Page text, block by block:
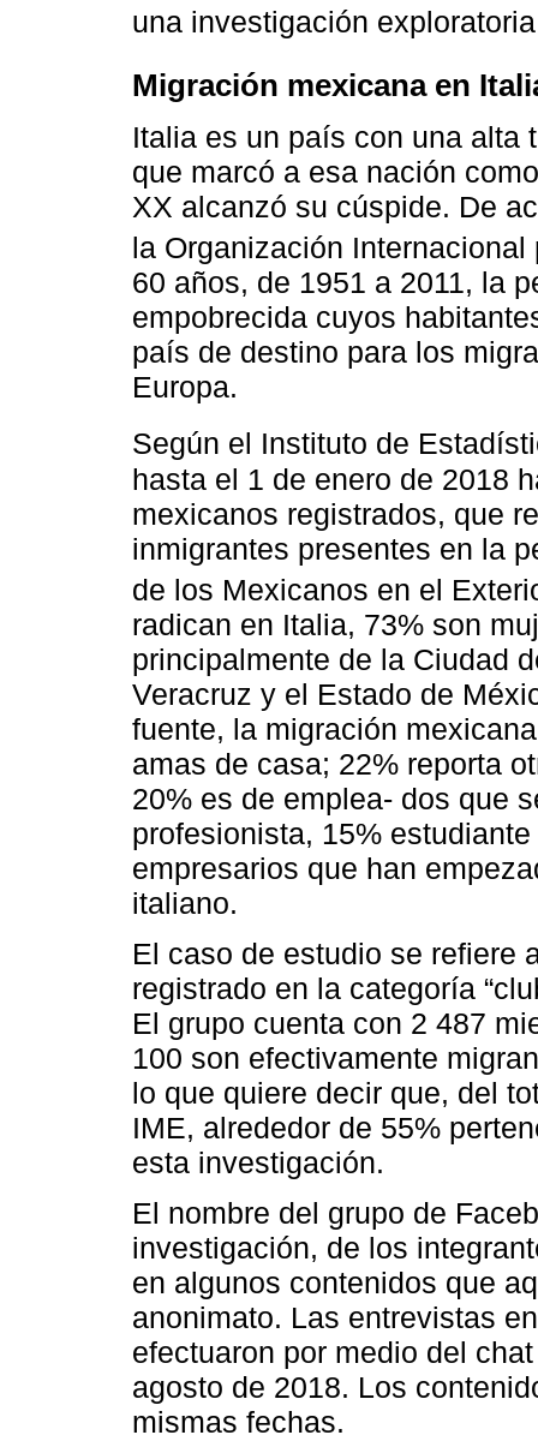
una investigación
Migración mexicana en
Italia es un país con una alta
que marcó a esa nación
XX alcanzó su cúspide. De
la Organización
60 años, de 1951 a 2011, la
empobrecida cuyos
país de destino para los
Europa.
Según el Instituto de
hasta el 1 de enero de 2018
mexicanos registrados, que
inmigrantes presentes en la
de los Mexicanos en el
radican en Italia, 73% son
principalmente de la Ciudad
Veracruz y el Estado de
fuente, la migración
amas de casa; 22% reporta
20% es de emplea- dos que
profesionista, 15%
empresarios que han
italiano.
El caso de estudio se refiere
registrado en la categoría
El grupo cuenta con 2 487
100 son efectivamente
lo que quiere decir que, del
IME, alrededor de 55%
esta investigación.
El nombre del grupo de
investigación, de los
en algunos contenidos que
anonimato. Las entrevistas
efectuaron por medio del
agosto de 2018. Los
mismas fechas.